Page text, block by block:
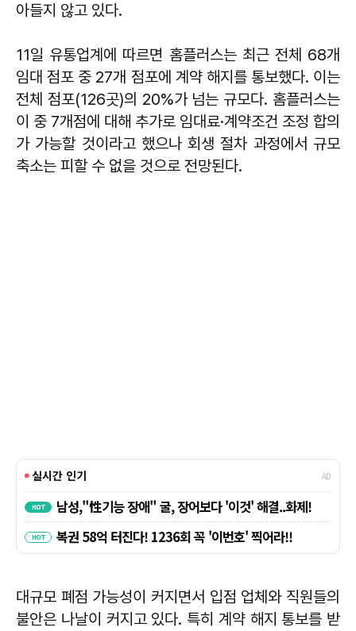
아들지 않고 있다.
11일 유통업계에 따르면 홈플러스는 최근 전체 68개
임대 점포 중 27개 점포에 계약 해지를 통보했다. 이는
전체 점포(126곳)의 20%가 넘는 규모다. 홈플러스는
이 중 7개점에 대해 추가로 임대료·계약조건 조정 합의
가 가능할 것이라고 했으나 회생 절차 과정에서 규모
축소는 피할 수 없을 것으로 전망된다.
대규모 폐점 가능성이 커지면서 입점 업체와 직원들의
불안은 나날이 커지고 있다. 특히 계약 해지 통보를 받